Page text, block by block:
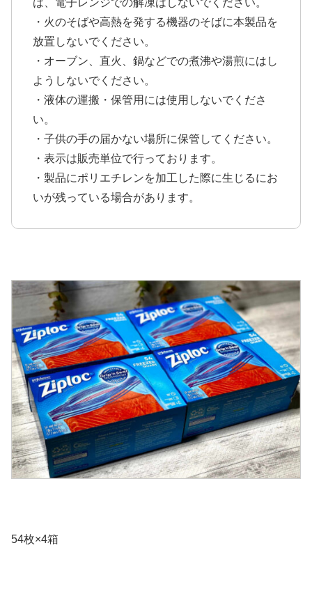
は、電子レンジでの解凍はしないでください。
・火のそばや高熱を発する機器のそばに本製品を
放置しないでください。
・オーブン、直火、鍋などでの煮沸や湯煎にはし
ようしないでください。
・液体の運搬・保管用には使用しないでくださ
い。
・子供の手の届かない場所に保管してください。
・表示は販売単位で行っております。
・製品にポリエチレンを加工した際に生じるにお
いが残っている場合があります。
54枚×4箱